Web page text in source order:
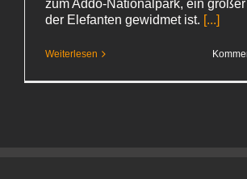
zum Addo-Nationalpark, ein
der Elefanten gewidmet ist. [...]
Weiterlesen